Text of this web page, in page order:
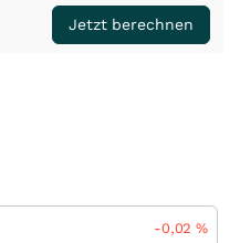
Jetzt berechnen
-0,02%